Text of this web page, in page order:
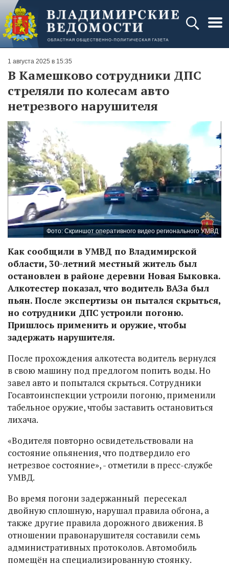
1 августа 2025 в 15:35
В Камешково сотрудники ДПС
стреляли по колесам авто
нетрезвого нарушителя
Фото: Скриншот оперативного видео регионального УМВД
Как сообщили в УМВД по Владимирской
области, 30-летний местный житель был
остановлен в районе деревни Новая Быковка.
Алкотестер показал, что водитель ВАЗа был
пьян. После экспертизы он пытался скрыться,
но сотрудники ДПС устроили погоню.
Пришлось применить и оружие, чтобы
задержать нарушителя.
После прохождения алкотеста водитель вернулся
в свою машину под предлогом попить воды. Но
завел авто и попытался скрыться. Сотрудники
Госавтоинспекции устроили погоню, применили
табельное оружие, чтобы заставить остановиться
лихача.
«Водителя повторно освидетельствовали на
состояние опьянения, что подтвердило его
нетрезвое состояние», - отметили в пресс-службе
УМВД.
Во время погони задержанный пересекал
двойную сплошную, нарушал правила обгона, а
также другие правила дорожного движения. В
отношении правонарушителя составили семь
административных протоколов. Автомобиль
помещён на специализированную стоянку.